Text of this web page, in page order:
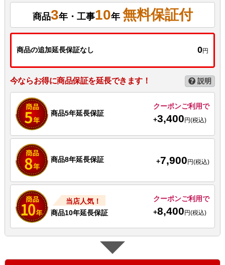
商品3年・工事10年 無料保証付
商品の追加延長保証なし 0円
今ならお得に商品保証を延長できます！ 説明
商品5年延長保証
クーポンご利用で
+3,400 円(税込)
商品8年延長保証 +7,900円(税込)
当店人気！
商品10年延長保証
クーポンご利用で
+8,400 円(税込)